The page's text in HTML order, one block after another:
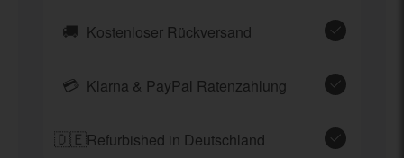
🚚 Kostenloser Rückversand
💳 Klarna & PayPal Ratenzahlung
🇩🇪Refurbished in Deutschland